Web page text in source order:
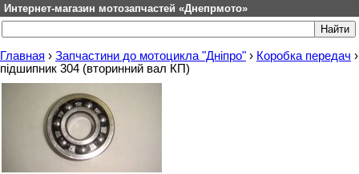
Интернет-магазин мотозапчастей «Днепрмото»
Главная › Запчастини до мотоцикла "Дніпро" › Коробка передач ›
підшипник 304 (вторинний вал КП)